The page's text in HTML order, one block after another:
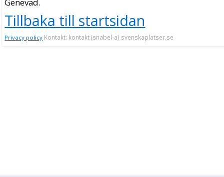
Tillbaka till startsidan
Privacy policy Kontakt: kontakt (snabel-a) svenskaplatser.se